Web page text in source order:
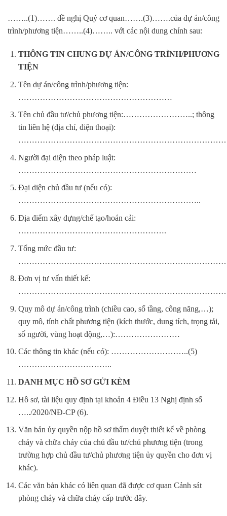
……..(1)……. đề nghị Quý cơ quan…….(3)…….của dự án/công
trình/phương tiện……..(4)…….. với các nội dung chính sau:
THÔNG TIN CHUNG DỰ ÁN/CÔNG TRÌNH/PHƯƠNG
TIỆN
Tên dự án/công trình/phương tiện:
…………………………………………………
Tên chủ đầu tư/chủ phương tiện:……………………..; thông
tin liên hệ (địa chỉ, điện thoại):
Người đại diện theo pháp luật:
…………………………………………………………
Đại diện chủ đầu tư (nếu có):
…………………………………………………………..
Địa điểm xây dựng/chế tạo/hoán cải:
……………………………………………….
Tổng mức đầu tư:
Đơn vị tư vấn thiết kế:
Quy mô dự án/công trình (chiều cao, số tầng, công năng,…);
quy mô, tính chất phương tiện (kích thước, dung tích, trọng tải,
số người, vùng hoạt động,…):……………………
Các thông tin khác (nếu có): ………………………..(5)
……………………………..
DANH MỤC HỒ SƠ GỬI KÈM
Hồ sơ, tài liệu quy định tại khoản 4 Điều 13 Nghị định số
…../2020/NĐ-CP (6).
Văn bản ủy quyền nộp hồ sơ thẩm duyệt thiết kế về phòng
cháy và chữa cháy của chủ đầu tư/chủ phương tiện (trong
trường hợp chủ đầu tư/chủ phương tiện ủy quyền cho đơn vị
khác).
Các văn bản khác có liên quan đã được cơ quan Cảnh sát
phòng cháy và chữa cháy cấp trước đây.